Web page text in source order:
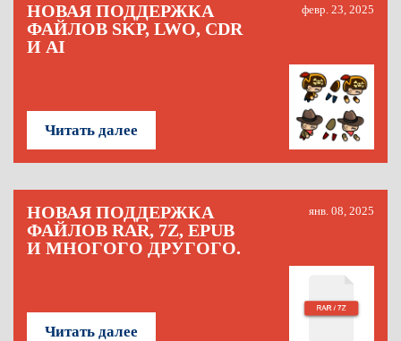
НОВАЯ ПОДДЕРЖКА
ФАЙЛОВ SKP, LWO, CDR
И AI
февр. 23, 2025
Читать далее
НОВАЯ ПОДДЕРЖКА
ФАЙЛОВ RAR, 7Z, EPUB
И МНОГОГО ДРУГОГО.
янв. 08, 2025
Читать далее